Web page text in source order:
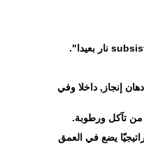
إنجاز, داخلا وفي
يضع في العمق